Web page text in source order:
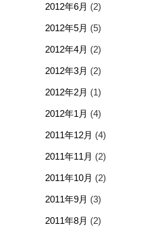
2012年6月 (2)
2012年5月 (5)
2012年4月 (2)
2012年3月 (2)
2012年2月 (1)
2012年1月 (4)
2011年12月 (4)
2011年11月 (2)
2011年10月 (2)
2011年9月 (3)
2011年8月 (2)